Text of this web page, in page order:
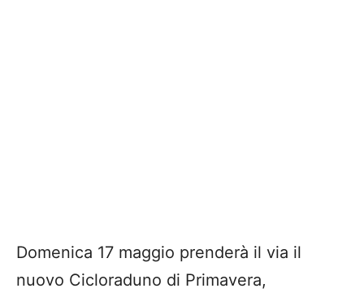
Domenica 17 maggio prenderà il via il
nuovo Cicloraduno di Primavera,